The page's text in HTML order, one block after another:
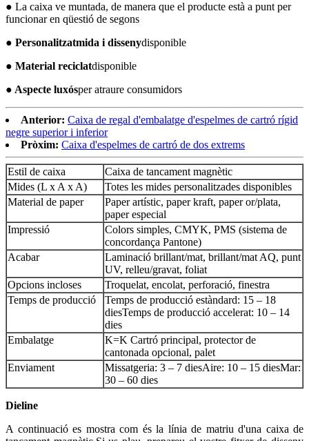
● La caixa ve muntada, de manera que el producte està a punt per
funcionar en qüestió de segons
● Personalitzatmida i dissenydisponible
● Material reciclatdisponible
● Aspecte luxósper atraure consumidors
Anterior: Caixa de regal d'embalatge d'espelmes de cartró rígid
negre superior i inferior
Pròxim: Caixa d'espelmes de cartró de dos extrems
Estil de caixa
Caixa de tancament magnètic
Mides (L x A x A)
Totes les mides personalitzades disponibles
Material de paper
Paper artístic, paper kraft, paper or/plata,
paper especial
Impressió
Colors simples, CMYK, PMS (sistema de
concordança Pantone)
Acabar
Laminació brillant/mat, brillant/mat AQ, punt
UV, relleu/gravat, foliat
Opcions incloses
Troquelat, encolat, perforació, finestra
Temps de producció
Temps de producció estàndard: 15 – 18
diesTemps de producció accelerat: 10 – 14
dies
Embalatge
K=K Cartró principal, protector de
cantonada opcional, palet
Enviament
Missatgeria: 3 – 7 diesAire: 10 – 15 diesMar:
30 – 60 dies
Dieline
A continuació es mostra com és la línia de matriu d'una caixa de